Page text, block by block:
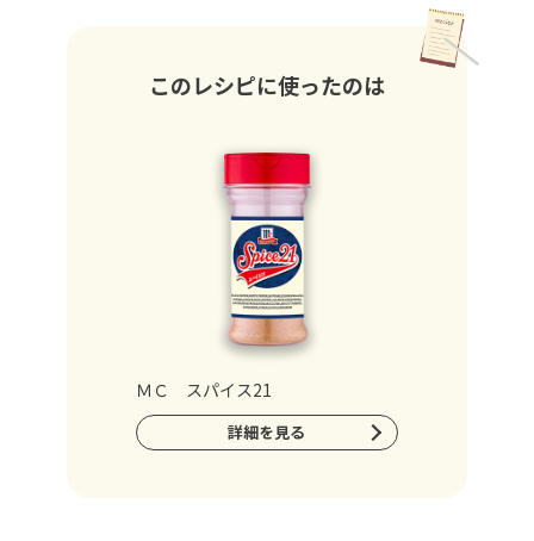
このレシピに使ったのは
ＭＣ スパイス21
詳細を見る